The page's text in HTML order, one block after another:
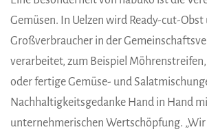
Gemüsen. In Uelzen wird Ready-cut-
Großverbraucher in der
verarbeitet, zum Beispiel
oder fertige Gemüse- und
Nachhaltigkeitsgedanke Hand in Hand
unternehmerischen Wertschöpfung.